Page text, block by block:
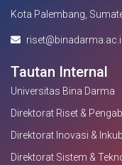
Kota Palembang,
Tautan Internal
Universitas Bina Darma
Direktorat Riset &
Direktorat Inovasi &
Direktorat Sistem &